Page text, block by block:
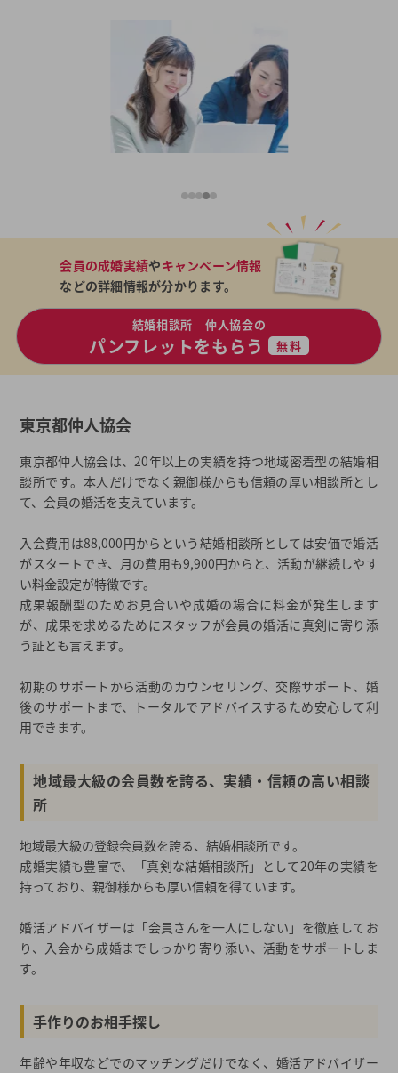
会員の成婚実績やキャンペーン情報
などの詳細情報が分かります。
結婚相談所 仲人協会の
パンフレットをもらう 無料
東京都仲人協会
東京都仲人協会は、20年以上の実績を持つ地域密着型の結婚相
談所です。本人だけでなく親御様からも信頼の厚い相談所とし
て、会員の婚活を支えています。
入会費用は88,000円からという結婚相談所としては安価で婚活
がスタートでき、月の費用も9,900円からと、活動が継続しやす
い料金設定が特徴です。
成果報酬型のためお見合いや成婚の場合に料金が発生します
が、成果を求めるためにスタッフが会員の婚活に真剣に寄り添
う証とも言えます。
初期のサポートから活動のカウンセリング、交際サポート、婚
後のサポートまで、トータルでアドバイスするため安心して利
用できます。
地域最大級の会員数を誇る、実績・信頼の高い相談
所
地域最大級の登録会員数を誇る、結婚相談所です。
成婚実績も豊富で、「真剣な結婚相談所」として20年の実績を
持っており、親御様からも厚い信頼を得ています。
婚活アドバイザーは「会員さんを一人にしない」を徹底してお
り、入会から成婚までしっかり寄り添い、活動をサポートしま
す。
手作りのお相手探し
年齢や年収などでのマッチングだけでなく、婚活アドバイザー